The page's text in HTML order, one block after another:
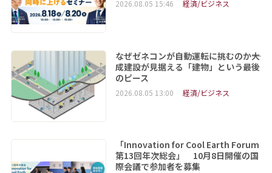
2026.08.05 15:46 経済/ビジネス
なぜゼネコンが自動運転に挑むのか――大
成建設が見据える「建物」という最後
のピース
2026.08.05 13:00 経済/ビジネス
「Innovation for Cool Earth Forum
第13回年次総会」 10月8日開催の国
際会議で参加者を募集